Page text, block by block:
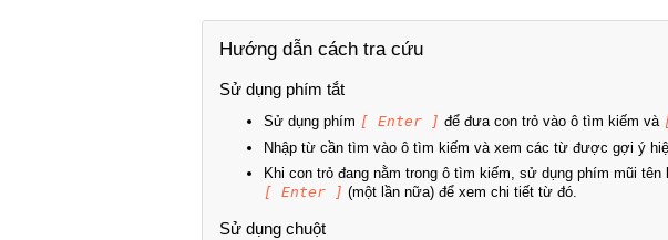
Hướng dẫn cách tra cứu
Sử dụng phím tắt
Sử dụng phím [ Enter ] để đưa con trỏ vào ô tìm kiếm và
Nhập từ cần tìm vào ô tìm kiếm và xem các từ được gợi ý
Khi con trỏ đang nằm trong ô tìm kiếm, sử dụng phím mũi tên
[ Enter ] (một lần nữa) để xem chi tiết từ đó.
Sử dụng chuột